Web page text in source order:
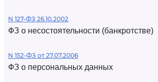
N 127-ФЗ 26.10.2002
ФЗ о несостоятельности (банкротстве)
N 152-ФЗ от 27.07.2006
ФЗ о персональных данных